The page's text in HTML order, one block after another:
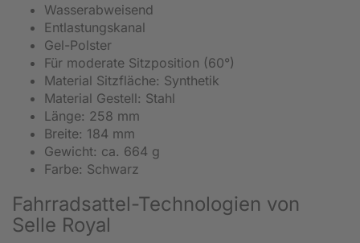
Wasserabweisend
Entlastungskanal
Gel-Polster
Für moderate Sitzposition (60°)
Material Sitzfläche: Synthetik
Material Gestell: Stahl
Länge: 258 mm
Breite: 184 mm
Gewicht: ca. 664 g
Farbe: Schwarz
Fahrradsattel-Technologien von
Selle Royal